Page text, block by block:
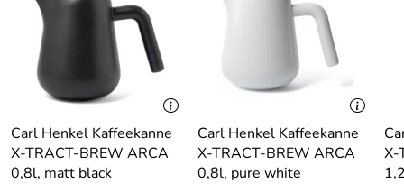
Carl Henkel Kaffeekanne
X-TRACT-BREW ARCA
0,8l, matt black
Carl Henkel Kaffeekanne
X-TRACT-BREW ARCA
0,8l, pure white
X-